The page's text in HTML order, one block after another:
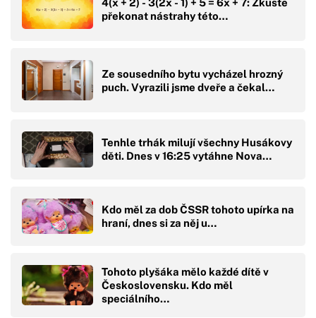
4(x + 2) - 3(2x - 1) + 5 = 6x + 7: Zkuste
překonat nástrahy této…
Ze sousedního bytu vycházel hrozný
puch. Vyrazili jsme dveře a čekal…
Tenhle trhák milují všechny Husákovy
děti. Dnes v 16:25 vytáhne Nova…
Kdo měl za dob ČSSR tohoto upírka na
hraní, dnes si za něj u…
Tohoto plyšáka mělo každé dítě v
Československu. Kdo měl
speciálního…